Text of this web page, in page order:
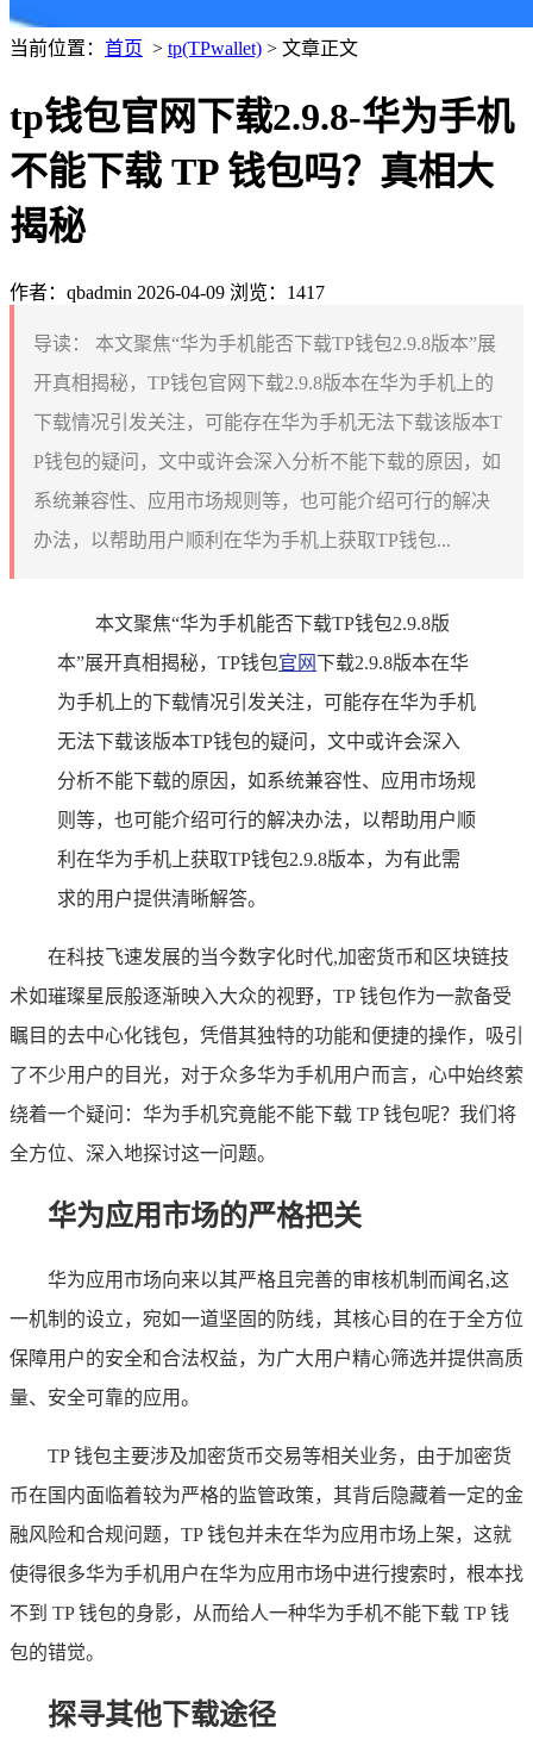
当前位置： 首页 > tp(TPwallet) > 文章正文
tp钱包官网下载2.9.8-华为手机
不能下载 TP 钱包吗？真相大
揭秘
作者：qbadmin 2026-04-09 浏览：1417
导读：
本文聚焦“华为手机能否下载TP钱包2.9.8版本”展
开真相揭秘，TP钱包官网下载2.9.8版本在华为手机上的
下载情况引发关注，可能存在华为手机无法下载该版本T
P钱包的疑问，文中或许会深入分析不能下载的原因，如
系统兼容性、应用市场规则等，也可能介绍可行的解决
办法，以帮助用户顺利在华为手机上获取TP钱包...
本文聚焦“华为手机能否下载TP钱包2.9.8版
本”展开真相揭秘，TP钱包官网下载2.9.8版本在华
为手机上的下载情况引发关注，可能存在华为手机
无法下载该版本TP钱包的疑问，文中或许会深入
分析不能下载的原因，如系统兼容性、应用市场规
则等，也可能介绍可行的解决办法，以帮助用户顺
利在华为手机上获取TP钱包2.9.8版本，为有此需
求的用户提供清晰解答。
在科技飞速发展的当今数字化时代,加密货币和区块链技
术如璀璨星辰般逐渐映入大众的视野，TP 钱包作为一款备受
瞩目的去中心化钱包，凭借其独特的功能和便捷的操作，吸引
了不少用户的目光，对于众多华为手机用户而言，心中始终萦
绕着一个疑问：华为手机究竟能不能下载 TP 钱包呢？我们将
全方位、深入地探讨这一问题。
华为应用市场的严格把关
华为应用市场向来以其严格且完善的审核机制而闻名,这
一机制的设立，宛如一道坚固的防线，其核心目的在于全方位
保障用户的安全和合法权益，为广大用户精心筛选并提供高质
量、安全可靠的应用。
TP 钱包主要涉及加密货币交易等相关业务，由于加密货
币在国内面临着较为严格的监管政策，其背后隐藏着一定的金
融风险和合规问题，TP 钱包并未在华为应用市场上架，这就
使得很多华为手机用户在华为应用市场中进行搜索时，根本找
不到 TP 钱包的身影，从而给人一种华为手机不能下载 TP 钱
包的错觉。
探寻其他下载途径